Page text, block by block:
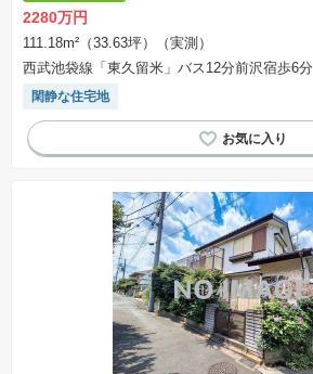
2280万円
111.18m²（33.63坪）（実測）
西武池袋線「東久留米」バス12分前沢宿歩6分
閑静な住宅地